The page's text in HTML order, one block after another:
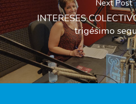
Next Post
INTERESES
trigésimo